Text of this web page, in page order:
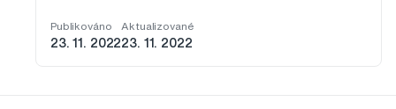
Publikováno
23. 11. 2022
Aktualizované
23. 11. 2022